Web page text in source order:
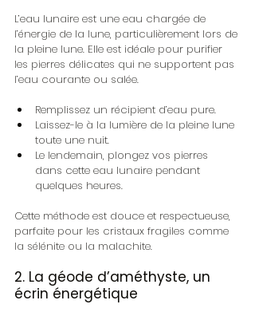
L’eau lunaire est une eau chargée de
l’énergie de la lune, particulièrement lors de
la pleine lune. Elle est idéale pour purifier
les pierres délicates qui ne supportent pas
l’eau courante ou salée.
Remplissez un récipient d’eau pure.
Laissez-le à la lumière de la pleine lune
toute une nuit.
Le lendemain, plongez vos pierres
dans cette eau lunaire pendant
quelques heures.
Cette méthode est douce et respectueuse,
parfaite pour les cristaux fragiles comme
la sélénite ou la malachite.
2. La géode d’améthyste, un
écrin énergétique